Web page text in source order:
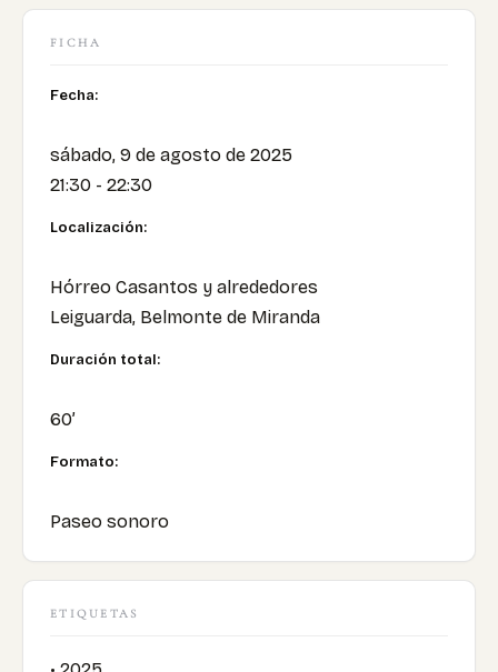
FICHA
Fecha:
sábado, 9 de agosto de 2025
21:30 - 22:30
Localización:
Hórreo Casantos y alrededores
Leiguarda, Belmonte de Miranda
Duración total:
60’
Formato:
Paseo sonoro
ETIQUETAS